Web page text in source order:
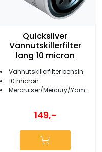
Quicksilver
Vannutskillerfilter
lang 10 micron
Vannutskillerfilter bensin
10 micron
Mercruiser/Mercury/Yamaha
149,-